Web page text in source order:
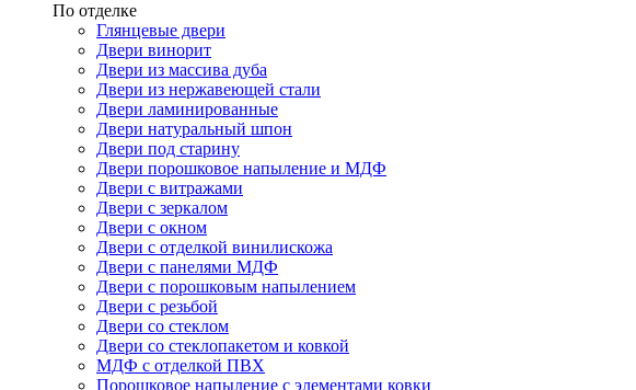
По отделке
Глянцевые двери
Двери винорит
Двери из массива дуба
Двери из нержавеющей стали
Двери ламинированные
Двери натуральный шпон
Двери под старину
Двери порошковое напыление и МДФ
Двери с витражами
Двери с зеркалом
Двери с окном
Двери с отделкой винилискожа
Двери с панелями МДФ
Двери с порошковым напылением
Двери с резьбой
Двери со стеклом
Двери со стеклопакетом и ковкой
МДФ с отделкой ПВХ
Порошковое напыление с элементами ковки